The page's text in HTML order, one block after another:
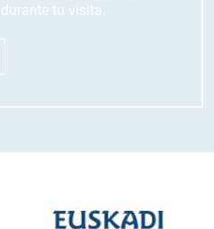
tu visita.